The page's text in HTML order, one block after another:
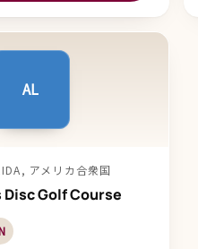
AL
アメリカ合衆国
Golf Course